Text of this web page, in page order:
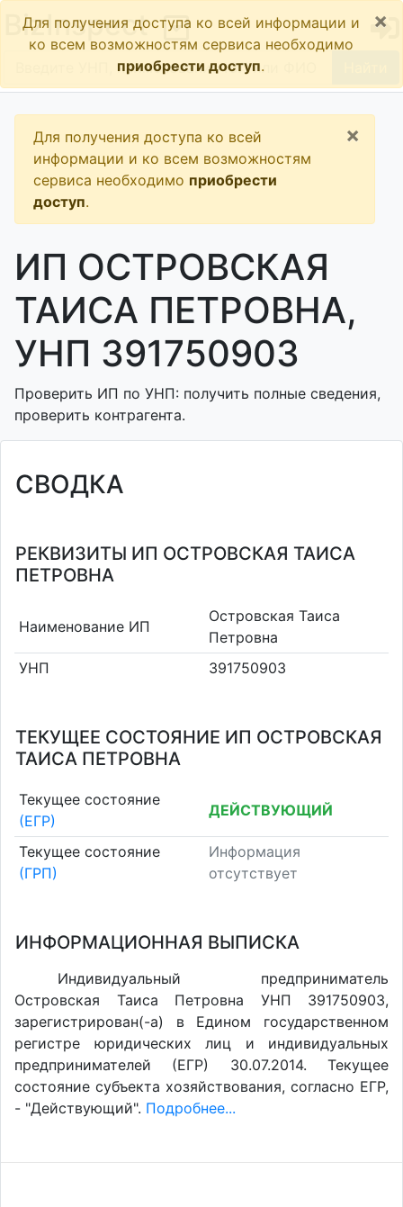
BizInspect
Для получения доступа ко всей информации и
ко всем возможностям сервиса необходимо
приобрести доступ.
×
Для получения доступа ко всей
информации и ко всем возможностям
сервиса необходимо приобрести
доступ.
×
ИП ОСТРОВСКАЯ
ТАИСА ПЕТРОВНА,
УНП 391750903
Проверить ИП по УНП: получить полные сведения,
проверить контрагента.
СВОДКА
РЕКВИЗИТЫ ИП ОСТРОВСКАЯ ТАИСА
ПЕТРОВНА
Наименование ИП
Островская Таиса
Петровна
УНП
391750903
ТЕКУЩЕЕ СОСТОЯНИЕ ИП ОСТРОВСКАЯ
ТАИСА ПЕТРОВНА
Текущее состояние
(ЕГР)
ДЕЙСТВУЮЩИЙ
Текущее состояние
(ГРП)
Информация
отсутствует
ИНФОРМАЦИОННАЯ ВЫПИСКА
Индивидуальный предприниматель
Островская Таиса Петровна УНП 391750903,
зарегистрирован(-а) в Едином государственном
регистре юридических лиц и индивидуальных
предпринимателей (ЕГР) 30.07.2014. Текущее
состояние субъекта хозяйствования, согласно ЕГР,
- "Действующий". Подробнее...